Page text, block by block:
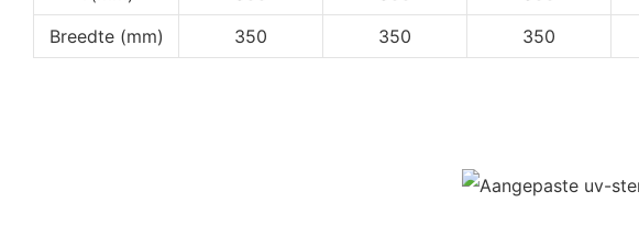
Breedte (mm)
350 350 350